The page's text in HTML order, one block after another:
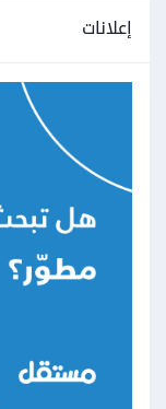
إعلانات